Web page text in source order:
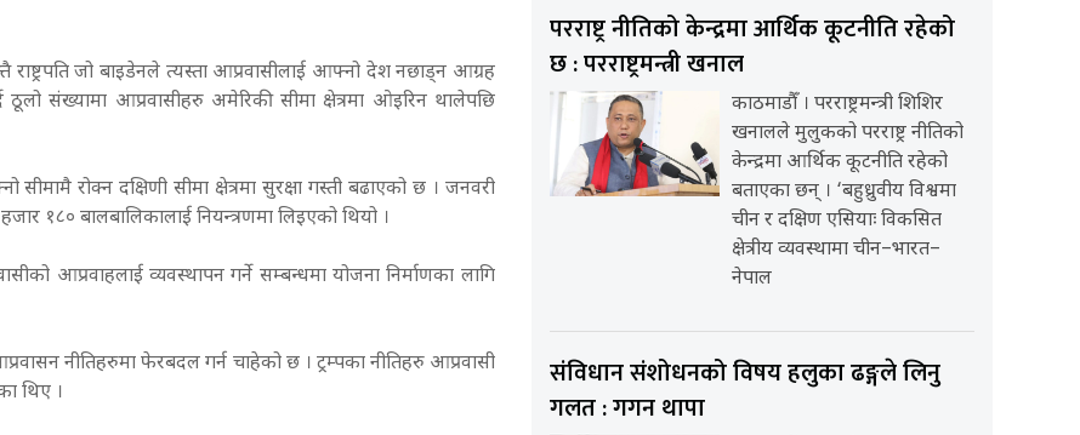
जो बाइडेनले त्यस्ता आप्रवासीलाई आफ्नो देश नछाड्न आग्रह
ठूलो संख्यामा आप्रवासीहरु अमेरिकी सीमा क्षेत्रमा ओइरिन थालेपछि
रोक्न दक्षिणी सीमा क्षेत्रमा सुरक्षा गस्ती बढाएको छ । जनवरी
१८० बालबालिकालाई नियन्त्रणमा लिइएको थियो ।
आप्रवाहलाई व्यवस्थापन गर्ने सम्बन्धमा योजना निर्माणका लागि
नीतिहरुमा फेरबदल गर्न चाहेको छ । ट्रम्पका नीतिहरु आप्रवासी
थिए ।
परराष्ट्र नीतिको केन्द्रमा आर्थिक कूटनीति रहेको
छ : परराष्ट्रमन्त्री खनाल
काठमाडौँ । परराष्ट्रमन्त्री शिशिर
खनालले मुलुकको परराष्ट्र नीतिको
केन्द्रमा आर्थिक कूटनीति रहेको
बताएका छन् । ‘बहुध्रुवीय विश्वमा
चीन र दक्षिण एसियाः विकसित
क्षेत्रीय व्यवस्थामा चीन–भारत–
नेपाल
संविधान संशोधनको विषय हलुका ढङ्गले लिनु
गलत : गगन थापा